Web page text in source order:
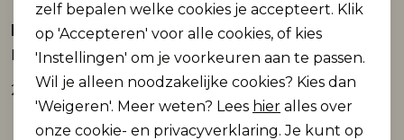
2e Jeans -50%
Name It
NKMBEN SKATER JEANS 5900-RM NOOS
29,99
Name It
26,99
zelf bepalen welke cookies je accepteert. Klik
op 'Accepteren' voor alle cookies, of kies
'Instellingen' om je voorkeuren aan te passen.
Wil je alleen noodzakelijke cookies? Kies dan
'Weigeren'. Meer weten? Lees hier alles over
onze cookie- en privacyverklaring. Je kunt op